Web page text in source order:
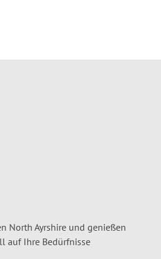
North Ayrshire und genießen
auf Ihre Bedürfnisse